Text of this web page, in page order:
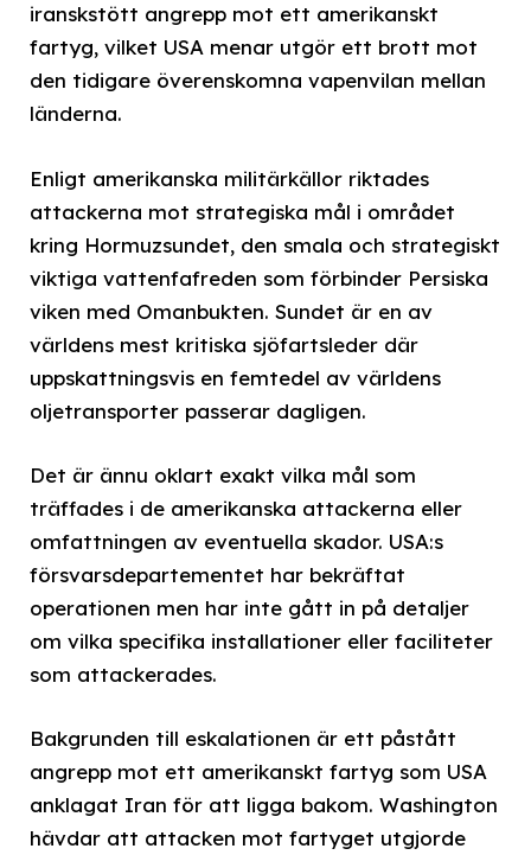
iranskstött angrepp mot ett amerikanskt
fartyg, vilket USA menar utgör ett brott mot
den tidigare överenskomna vapenvilan mellan
länderna.
Enligt amerikanska militärkällor riktades
attackerna mot strategiska mål i området
kring Hormuzsundet, den smala och strategiskt
viktiga vattenfafreden som förbinder Persiska
viken med Omanbukten. Sundet är en av
världens mest kritiska sjöfartsleder där
uppskattningsvis en femtedel av världens
oljetransporter passerar dagligen.
Det är ännu oklart exakt vilka mål som
träffades i de amerikanska attackerna eller
omfattningen av eventuella skador. USA:s
försvarsdepartementet har bekräftat
operationen men har inte gått in på detaljer
om vilka specifika installationer eller faciliteter
som attackerades.
Bakgrunden till eskalationen är ett påstått
angrepp mot ett amerikanskt fartyg som USA
anklagat Iran för att ligga bakom. Washington
hävdar att attacken mot fartyget utgjorde